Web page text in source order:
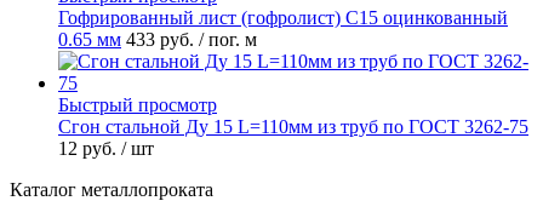
Гофрированный лист (гофролист) С15 оцинкованный
0.65 мм 433 руб. / пог. м
Быстрый просмотр
Сгон стальной Ду 15 L=110мм из труб по ГОСТ 3262-75
12 руб. / шт
Каталог металлопроката